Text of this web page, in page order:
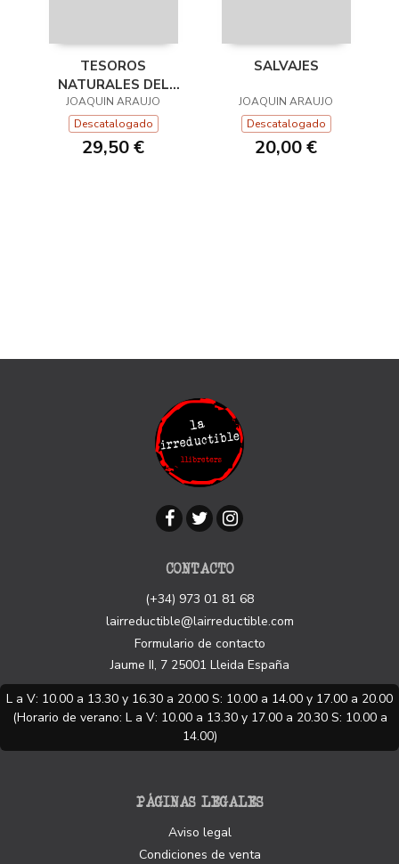
TESOROS
NATURALES DEL
MUNDO
JOAQUIN ARAUJO
Descatalogado
29,50 €
SALVAJES
JOAQUIN ARAUJO
Descatalogado
20,00 €
CONTACTO
(+34) 973 01 81 68
lairreductible@lairreductible.com
Formulario de contacto
Jaume II, 7 25001 Lleida España
L a V: 10.00 a 13.30 y 16.30 a 20.00 S: 10.00 a 14.00 y 17.00 a 20.00
(Horario de verano: L a V: 10.00 a 13.30 y 17.00 a 20.30 S: 10.00 a
14.00)
PÁGINAS LEGALES
Aviso legal
Condiciones de venta